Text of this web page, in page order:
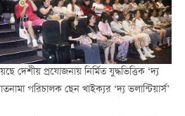
দেশীয় প্রযোজনায় নির্মিত যুদ্ধভিত্তিক ‘দ্য
পরিচালক ছেন খাইক্যর ‘দ্য ভলান্টিয়ার্স’